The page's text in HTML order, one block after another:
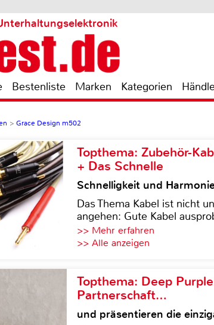
Bestenliste Marken Kategorien
> Grace Design m502
Topthema: Zubehör-
+ Das Schnelle
Schnelligkeit und
Das Thema Kabel ist nicht
angehen: Gute Kabel
>> Mehr erfahren
>> Alle anzeigen
Topthema: Deep
Partnerschaft…
und präsentieren die